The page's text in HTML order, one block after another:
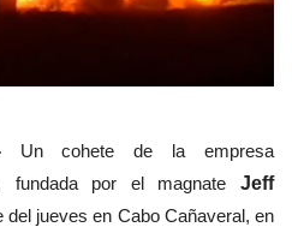
Un cohete de la empresa
fundada por el magnate Jeff
del jueves en Cabo Cañaveral, en